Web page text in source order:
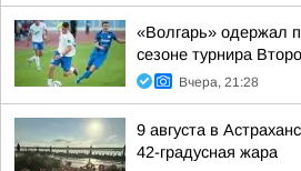
«Волгарь» одержал
сезоне турнира
Вчера, 21:28
9 августа в
42-градусная жара